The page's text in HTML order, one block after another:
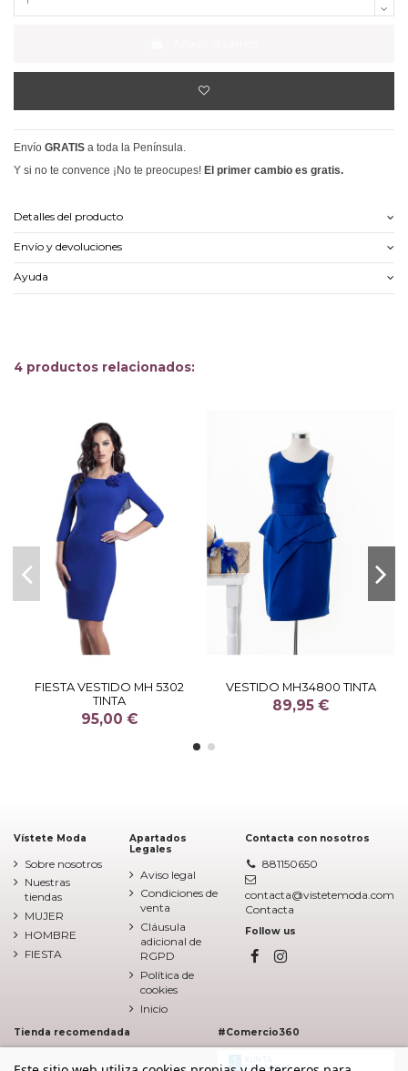
Envío GRATIS a toda la Península.
Y si no te convence ¡No te preocupes! El primer cambio es gratis.
Detalles del producto
Envío y devoluciones
Ayuda
4 productos relacionados:
FIESTA VESTIDO MH 5302
TINTA
95,00 €
VESTIDO MH34800 TINTA
89,95 €
Vístete Moda
Sobre nosotros
Nuestras
tiendas
MUJER
HOMBRE
FIESTA
Apartados
Legales
Aviso legal
Condiciones de
venta
Cláusula
adicional de
RGPD
Política de
cookies
Inicio
Contacta con nosotros
881150650
contacta@vistetemoda.com
Contacta
Follow us
Tienda recomendada #Comercio360